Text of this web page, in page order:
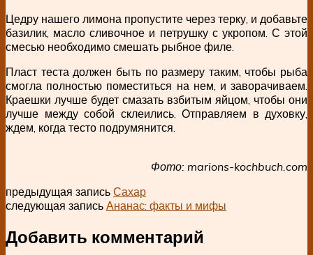
Цедру нашего лимона пропустите через терку, и добавьте
базилик, масло сливочное и петрушку с укропом. С этой
смесью необходимо смешать рыбное филе.
Пласт теста должен быть по размеру таким, чтобы рыба
смогла полностью поместиться на нем, и заворачиваем.
Краешки лучше будет смазать взбитым яйцом, чтобы они
лучше между собой склеились. Отправляем в духовку,
ждем, когда тесто подрумянится.
Фото: marions-kochbuch.com
предыдущая запись Сахар
следующая запись Ананас: факты и мифы
Добавить комментарий